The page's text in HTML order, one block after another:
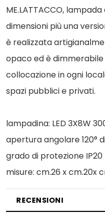
ME.LATTACCO,
dimensioni più una
è realizzata
opaco ed è
collocazione in ogni
spazi pubblici e privati.
lampadina: LED 3X8W
apertura angolare 120°
grado di protezione IP20
misure: cm.26 x cm.20x
RECENSIONI